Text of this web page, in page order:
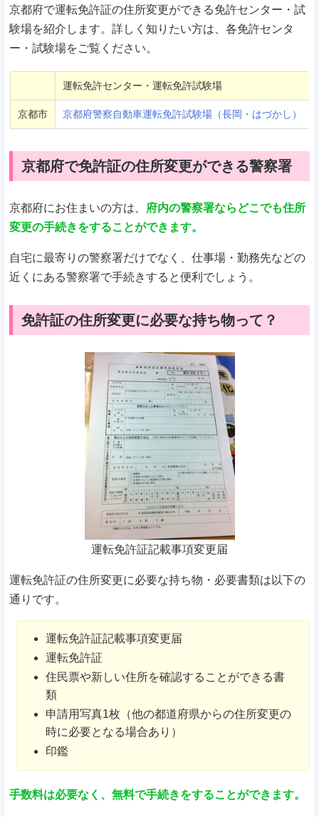
京都府で運転免許証の住所変更ができる免許センター・試
験場を紹介します。詳しく知りたい方は、各免許センタ
ー・試験場をご覧ください。
運転免許センター・運転免許試験場
京都市 京都府警察自動車運転免許試験場（長岡・はづかし）
京都府で免許証の住所変更ができる警察署
京都府にお住まいの方は、 府内の警察署ならどこでも住所
変更の手続きをすることができます。
自宅に最寄りの警察署だけでなく、仕事場・勤務先などの
近くにある警察署で手続きすると便利でしょう。
免許証の住所変更に必要な持ち物って？
運転免許証記載事項変更届
運転免許証の住所変更に必要な持ち物・必要書類は以下の
通りです。
運転免許証記載事項変更届
運転免許証
住民票や新しい住所を確認することができる書
類
申請用写真1枚（他の都道府県からの住所変更の
時に必要となる場合あり）
印鑑
手数料は必要なく、無料で手続きをすることができます。